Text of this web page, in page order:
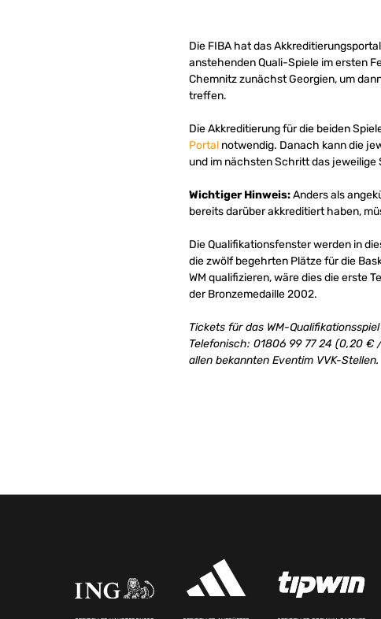
Die FIBA hat das
anstehenden Quali-Spiele im ersten
Chemnitz zunächst Georgien, um
treffen.
Die Akkreditierung für die beiden
Portal notwendig. Danach kann die
und im nächsten Schritt das jeweilige
Wichtiger Hinweis:Anders als
bereits darüber akkreditiert haben,
Die Qualifikationsfenster werden in
die zwölf begehrten Plätze für die
WM qualifizieren, wäre dies die erste
der Bronzemedaille 2002.
Tickets für das WM-
Telefonisch: 01806 99 77 24 (0,20
allen bekannten Eventim VVK-Stellen.